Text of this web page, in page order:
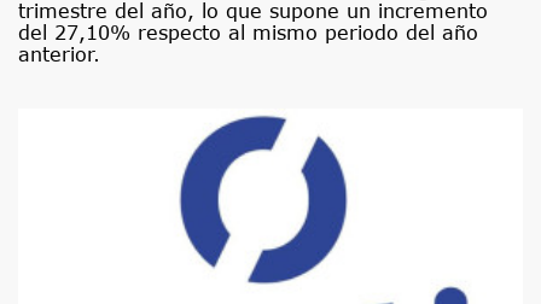
trimestre del año, lo que supone un incremento
del 27,10% respecto al mismo periodo del año
anterior.